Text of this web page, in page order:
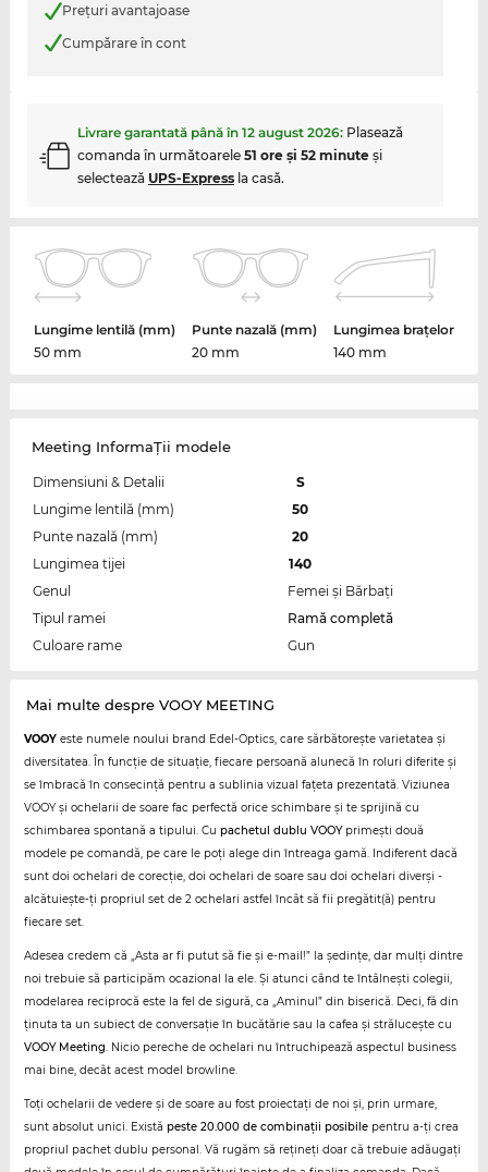
Preţuri avantajoase
Cumpărare în cont
Livrare garantată până în 12 august 2026: Plasează
comanda în următoarele 51 ore şi 52 minuteşi
selectează UPS-Expressla casă.
Lungime lentilă (mm)
50 mm
Punte nazală (mm)
20 mm
Lungimea brațelor
140 mm
Meeting InformaŢii modele
Dimensiuni & Detalii
S
Lungime lentilă (mm)
50
Punte nazală (mm)
20
Lungimea tijei
140
Genul
Femei şi Bărbaţi
Tipul ramei
Ramă completă
Culoare rame
Gun
Mai multe despre VOOY MEETING
VOOYeste numele noului brand Edel-Optics, care sărbătorește varietatea și
diversitatea. În funcție de situație, fiecare persoană alunecă în roluri diferite și
se îmbracă în consecință pentru a sublinia vizual fațeta prezentată. Viziunea
VOOY și ochelarii de soare fac perfectă orice schimbare și te sprijină cu
schimbarea spontană a tipului. Cu pachetul dublu VOOYprimești două
modele pe comandă, pe care le poți alege din întreaga gamă. Indiferent dacă
sunt doi ochelari de corecție, doi ochelari de soare sau doi ochelari diverși -
alcătuiește-ți propriul set de 2 ochelari astfel încât să fii pregătit(ă) pentru
fiecare set.
Adesea credem că „Asta ar fi putut să fie și e-mail!” la ședințe, dar mulți dintre
noi trebuie să participăm ocazional la ele. Și atunci când te întâlnești colegii,
modelarea reciprocă este la fel de sigură, ca „Aminul” din biserică. Deci, fă din
ținuta ta un subiect de conversație în bucătărie sau la cafea și strălucește cu
VOOY Meeting. Nicio pereche de ochelari nu întruchipează aspectul business
mai bine, decât acest model browline.
Toți ochelarii de vedere și de soare au fost proiectați de noi și, prin urmare,
sunt absolut unici. Există peste 20.000 de combinații posibilepentru a-ți crea
propriul pachet dublu personal. Vă rugăm să rețineți doar că trebuie adăugați